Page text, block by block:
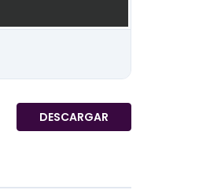
DESCARGAR